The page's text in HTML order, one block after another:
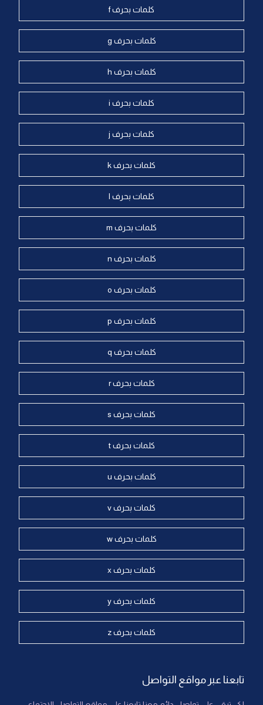
كلمات بحرف f
كلمات بحرف g
كلمات بحرف h
كلمات بحرف i
كلمات بحرف j
كلمات بحرف k
كلمات بحرف l
كلمات بحرف m
كلمات بحرف n
كلمات بحرف o
كلمات بحرف p
كلمات بحرف q
كلمات بحرف r
كلمات بحرف s
كلمات بحرف t
كلمات بحرف u
كلمات بحرف v
كلمات بحرف w
كلمات بحرف x
كلمات بحرف y
كلمات بحرف z
تابعنا عبر مواقع التواصل